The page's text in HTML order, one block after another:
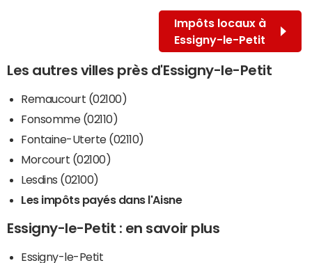
Impôts locaux à
Essigny-le-Petit
Les autres villes près d'Essigny-le-Petit
Remaucourt (02100)
Fonsomme (02110)
Fontaine-Uterte (02110)
Morcourt (02100)
Lesdins (02100)
Les impôts payés dans l'Aisne
Essigny-le-Petit : en savoir plus
Essigny-le-Petit